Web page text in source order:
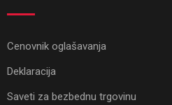
Cenovnik oglašavanja
Deklaracija
Saveti za bezbednu trgovinu